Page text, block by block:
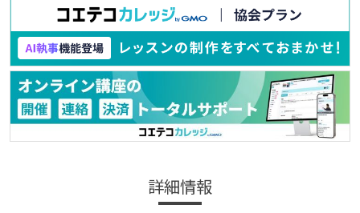
詳細情報